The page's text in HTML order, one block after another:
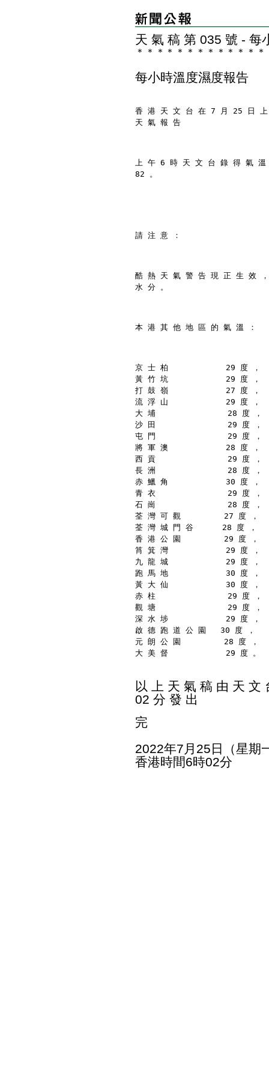
天 氣 稿 第 035 號 - 每
＊ ＊ ＊ ＊ ＊ ＊ ＊ ＊ ＊ ＊ ＊ ＊ ＊
每小時溫度濕度報告
香 港 天 文 台 在 7 月 25 日
天 氣 報 告
上 午 6 時 天 文 台 錄 得 氣
82 。
請 注 意 ：
酷 熱 天 氣 警 告 現 正 生 效
水 分 。
本 港 其 他 地 區 的 氣 溫 ：
京 士 柏            29 度 ，
黃 竹 坑            29 度 ，
打 鼓 嶺            27 度 ，
流 浮 山            29 度 ，
大 埔               28 度 ，
沙 田               29 度 ，
屯 門               29 度 ，
將 軍 澳            28 度 ，
西 貢               29 度 ，
長 洲               28 度 ，
赤 鱲 角            30 度 ，
青 衣               29 度 ，
石 崗               28 度 ，
荃 灣 可 觀         27 度 ，
荃 灣 城 門 谷      28 度 ，
香 港 公 園         29 度 ，
筲 箕 灣            29 度 ，
九 龍 城            29 度 ，
跑 馬 地            30 度 ，
黃 大 仙            30 度 ，
赤 柱               29 度 ，
觀 塘               29 度 ，
深 水 埗            29 度 ，
啟 德 跑 道 公 園   30 度 ，
元 朗 公 園         28 度 ，
大 美 督            29 度 。
以 上 天 氣 稿 由 天 文
02 分 發 出
完
2022年7月25日（星期
香港時間6時02分